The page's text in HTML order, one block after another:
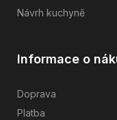
Návrh kuchyně
Informace o
Doprava
Platba